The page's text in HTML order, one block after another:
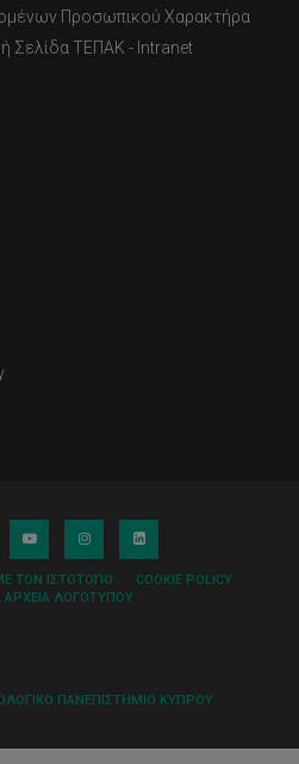
Προσωπικού Χαρακτήρα
Σελίδα ΤΕΠΑΚ - Intranet
ΤΟΝ ΙΣΤΌΤΟΠΟ
COOKIE POLICY
ΑΡΧΕΊΑ ΛΟΓΌΤΥΠΟΥ
ΠΑΝΕΠΙΣΤΗΜΙΟ ΚΥΠΡΟΥ